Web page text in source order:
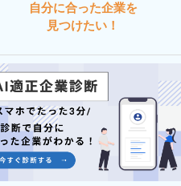
自分に合った企業を
見つけたい！